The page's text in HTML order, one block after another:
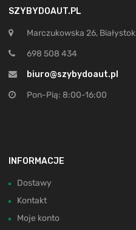
SZYBYDOAUT.PL
Marczukowska 26, Białystok
698 508 434
biuro@szybydoaut.pl
Pon-Pią: 8:00-16:00
INFORMACJE
Dostawy
Kontakt
Moje konto